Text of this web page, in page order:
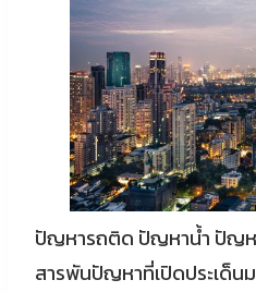
ปัญหารถติด ปัญหาน้ำ ปัญห
สารพันปัญหาที่เปิดประเด็น